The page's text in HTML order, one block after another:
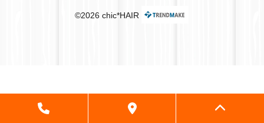
©2026 chic*HAIR